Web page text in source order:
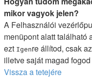
mikor vagyok jelen?
A Felhasználói
menüpont alatt található
ezt Igenre állítod, csak
illetve saját magad
Vissza a tetejére